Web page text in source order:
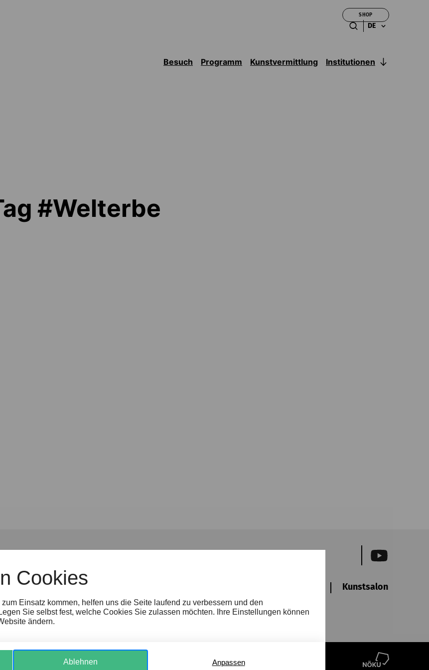
Cookies
Einsatz kommen, helfen uns die Seite laufend zu verbessern und den
Sie selbst fest, welche Cookies Sie zulassen möchten. Ihre Einstellungen können
ändern.
Ablehnen Anpassen
SHOP
DE
Besuch Programm Kunstvermittlung Institutionen
#Welterbe
Presse B2B Tourismus Kunstsalon
Cookie-Einstellungen Hinweisgeber:innen